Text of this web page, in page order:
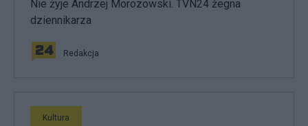
Nie żyje Andrzej Morozowski. TVN24 żegna
dziennikarza
Redakcja
Kultura